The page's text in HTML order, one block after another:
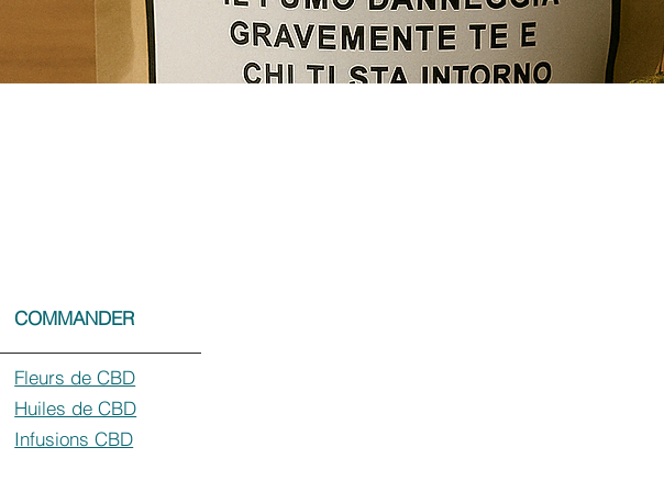
COMMANDER
Fleurs de CBD
Huiles de CBD
Infusions CBD